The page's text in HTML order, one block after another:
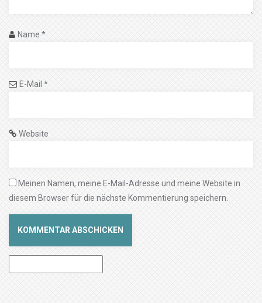
Name *
E-Mail *
Website
Meinen Namen, meine E-Mail-Adresse und meine Website in
diesem Browser für die nächste Kommentierung speichern.